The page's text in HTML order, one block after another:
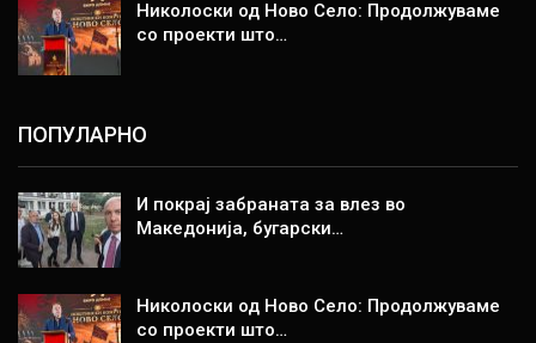
Николоски од Ново Село: Продолжуваме
со проекти што…
ПОПУЛАРНО
И покрај забраната за влез во
Македонија, бугарски…
Николоски од Ново Село: Продолжуваме
со проекти што…